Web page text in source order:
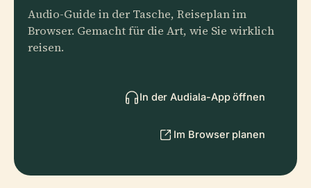
Audio-Guide in der Tasche, Reiseplan im
Browser. Gemacht für die Art, wie Sie wirklich
reisen.
In der Audiala-App öffnen
Im Browser planen